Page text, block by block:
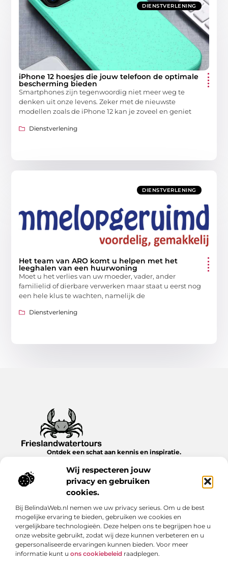
Wij respecteren jouw
privacy en gebruiken
cookies.
Bij BelindaWeb.nl nemen we uw privacy serieus. Om u de best
mogelijke ervaring te bieden, gebruiken we cookies en
vergelijkbare technologieën. Deze helpen ons te begrijpen hoe u
onze website gebruikt, zodat wij deze kunnen verbeteren en u
gepersonaliseerde ervaringen kunnen bieden. Voor meer
informatie kunt u ons cookiebeleid raadplegen.
DIENSTVERLENING
iPhone 12 hoesjes die jouw telefoon de optimale
bescherming bieden
Smartphones zijn tegenwoordig niet meer weg te
denken uit onze levens. Zeker met de nieuwste
modellen zoals de iPhone 12 kan je zoveel en geniet
Dienstverlening
DIENSTVERLENING
Het team van ARO komt u helpen met het
leeghalen van een huurwoning
Moet u het verlies van uw moeder, vader, ander
familielid of dierbare verwerken maar staat u eerst nog
een hele klus te wachten, namelijk de
Dienstverlening
Ontdek een schat aan kennis en inspiratie.
nieuwe inzichten en ideeën.
Bericht categorie
Onze informatie